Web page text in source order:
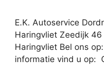
E.K. Autoservice
Haringvliet Zeedijk
Haringvliet Bel ons
informatie vind u op: